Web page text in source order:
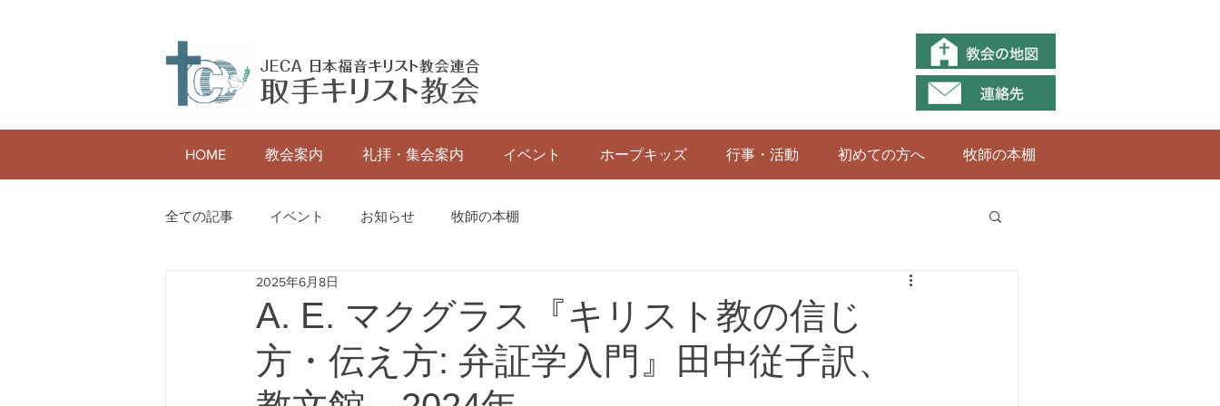
HOME 教会案内 礼拝・集会案内 イベント ホープキッズ 行事・活動 初めての方へ 牧師の本棚
全ての記事 イベント お知らせ 牧師の本棚
A. E. マクグラス『キリスト教の信じ
方・伝え方: 弁証学入門』田中従子訳、
2025年6月8日